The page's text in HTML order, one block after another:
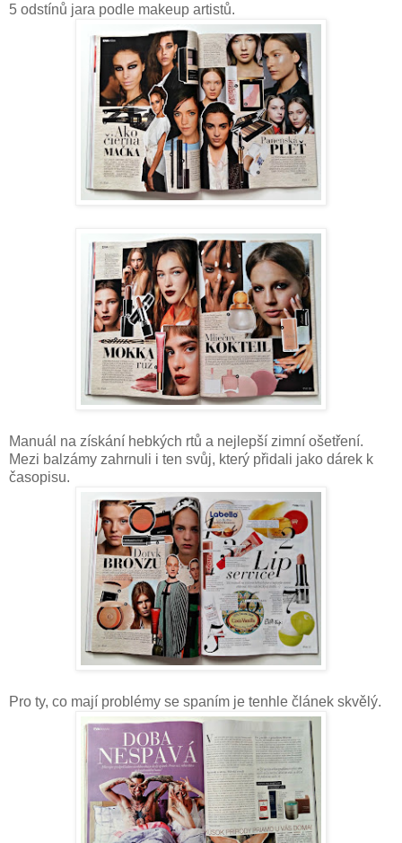
5 odstínů jara podle makeup artistů.
Manuál na získání hebkých rtů a nejlepší zimní ošetření.
Mezi balzámy zahrnuli i ten svůj, který přidali jako dárek k
časopisu.
Pro ty, co mají problémy se spaním je tenhle článek skvělý.